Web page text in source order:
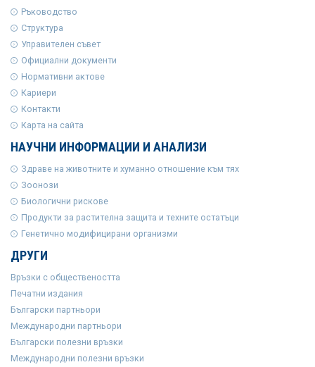
Ръководство
Структура
Управителен съвет
Официални документи
Нормативни актове
Кариери
Контакти
Карта на сайта
НАУЧНИ ИНФОРМАЦИИ И АНАЛИЗИ
Здраве на животните и хуманно отношение към тях
Зоонози
Биологични рискове
Продукти за растителна защита и техните остатъци
Генетично модифицирани организми
ДРУГИ
Връзки с обществеността
Печатни издания
Български партньори
Международни партньори
Български полезни връзки
Международни полезни връзки